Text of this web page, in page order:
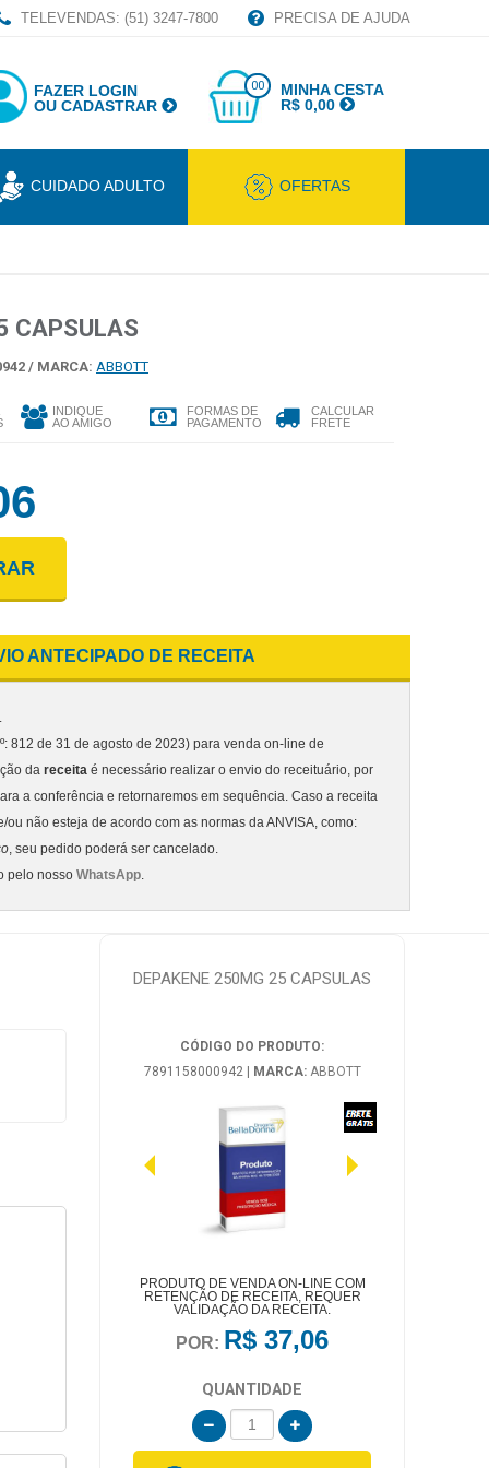
TELEVENDAS: (51) 3247-7800 PRECISA DE AJUDA
FAZER LOGIN
OU CADASTRAR
00
MINHA CESTA
R$ 0,00
CUIDADO ADULTO OFERTAS
CAPSULAS
/ MARCA: ABBOTT
INDIQUE
AO AMIGO
FORMAS DE
PAGAMENTO
CALCULAR
FRETE
ANTECIPADO DE RECEITA
812 de 31 de agosto de 2023) para venda on-line de
da receita é necessário realizar o envio do receituário, por
a conferência e retornaremos em sequência. Caso a receita
não esteja de acordo com as normas da ANVISA, como:
, seu pedido poderá ser cancelado.
pelo nosso WhatsApp.
DEPAKENE 250MG 25 CAPSULAS
CÓDIGO DO PRODUTO:
7891158000942
MARCA: ABBOTT
PRODUTO DE VENDA ON-LINE COM
RETENÇÃO DE RECEITA, REQUER
VALIDAÇÃO DA RECEITA.
POR: R$ 37,06
QUANTIDADE